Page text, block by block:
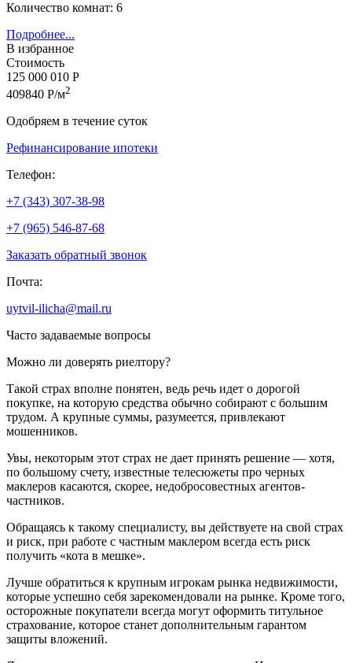
Количество комнат: 6
Подробнее...
В избранное
Стоимость
125 000 010 Р
409840 Р/м2
Одобряем в течение суток
Рефинансирование ипотеки
Телефон:
+7 (343) 307-38-98
+7 (965) 546-87-68
Заказать обратный звонок
Почта:
uytvil-ilicha@mail.ru
Часто задаваемые вопросы
Можно ли доверять риелтору?
Такой страх вполне понятен, ведь речь идет о дорогой
покупке, на которую средства обычно собирают с большим
трудом. А крупные суммы, разумеется, привлекают
мошенников.
Увы, некоторым этот страх не дает принять решение — хотя,
по большому счету, известные телесюжеты про черных
маклеров касаются, скорее, недобросовестных агентов-
частников.
Обращаясь к такому специалисту, вы действуете на свой страх
и риск, при работе с частным маклером всегда есть риск
получить «кота в мешке».
Лучше обратиться к крупным игрокам рынка недвижимости,
которые успешно себя зарекомендовали на рынке. Кроме того,
осторожные покупатели всегда могут оформить титульное
страхование, которое станет дополнительным гарантом
защиты вложений.